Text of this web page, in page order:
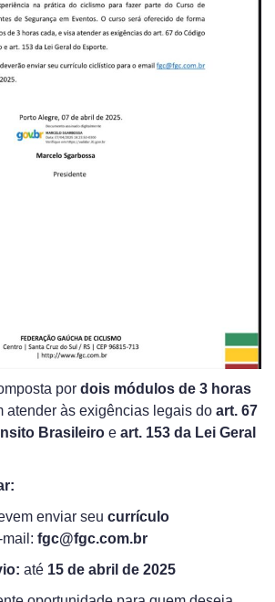
por dois módulos de 3 horas
atender às exigências legais do art. 67
Brasileiro e art. 153 da Lei Geral
enviar seu currículo
fgc@fgc.com.br
até 15 de abril de 2025